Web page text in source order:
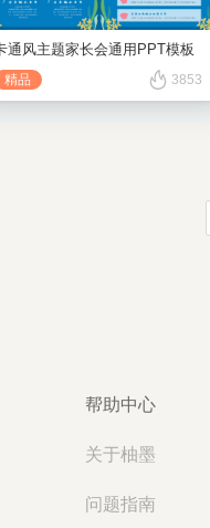
通风主题家长会通用PPT模板
精品 3853
帮助中心
关于柚墨
问题指南